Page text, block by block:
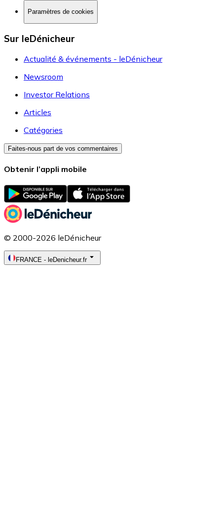
Paramètres de cookies
Sur leDénicheur
Actualité & événements - leDénicheur
Newsroom
Investor Relations
Articles
Catégories
Faites-nous part de vos commentaires
Obtenir l’appli mobile
© 2000-2026 leDénicheur
FRANCE - leDenicheur.fr